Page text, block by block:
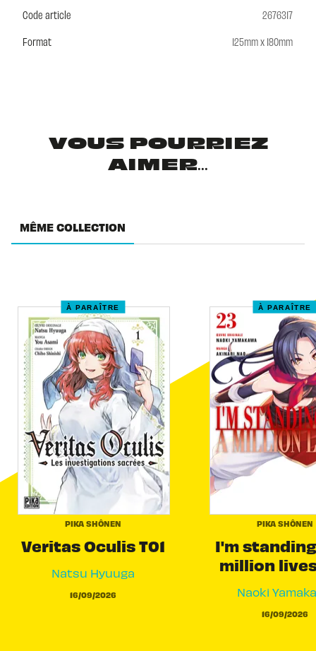
Code article
2676317
Format
125mm x 180mm
VOUS POURRIEZ
AIMER...
MÊME COLLECTION
À PARAÎTRE
PIKA SHÔNEN
Veritas Oculis T01
Natsu Hyuuga
16/09/2026
À PARAÎTRE
PIKA SHÔNEN
I'm
million
Naoki
16/09/2026